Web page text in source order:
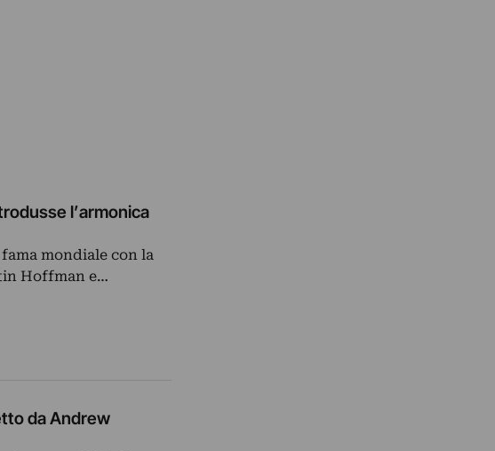
l’armonica
mondiale con la
Hoffman e…
da Andrew